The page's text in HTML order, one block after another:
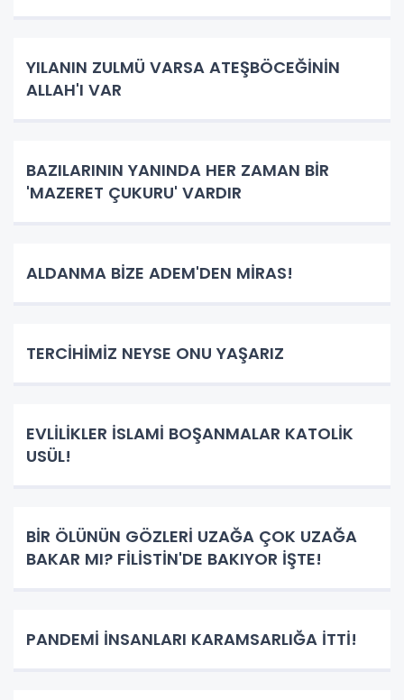
YILANIN ZULMÜ VARSA ATEŞBÖCEĞİNİN
ALLAH'I VAR
BAZILARININ YANINDA HER ZAMAN BİR
'MAZERET ÇUKURU' VARDIR
ALDANMA BİZE ADEM'DEN MİRAS!
TERCİHİMİZ NEYSE ONU YAŞARIZ
EVLİLİKLER İSLAMİ BOŞANMALAR KATOLİK
USÜL!
BİR ÖLÜNÜN GÖZLERİ UZAĞA ÇOK UZAĞA
BAKAR MI? FİLİSTİN'DE BAKIYOR İŞTE!
PANDEMİ İNSANLARI KARAMSARLIĞA İTTİ!